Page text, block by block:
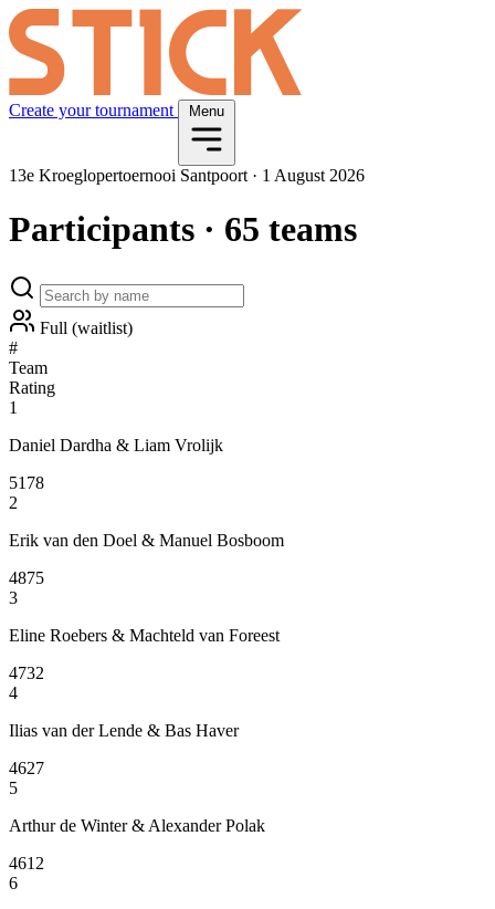
Create your tournament Menu
13e Kroeglopertoernooi Santpoort · 1 August 2026
Participants · 65 teams
Full (waitlist)
#
Team
Rating
1
Daniel Dardha & Liam Vrolijk
5178
2
Erik van den Doel & Manuel Bosboom
4875
3
Eline Roebers & Machteld van Foreest
4732
4
Ilias van der Lende & Bas Haver
4627
5
Arthur de Winter & Alexander Polak
4612
6